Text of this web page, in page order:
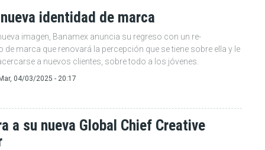
identidad de marca
imagen, Banamex anuncia su regreso con un re-
de marca que renovará la percepción que se tiene sobre ella y le
a nuevos clientes, sobre todo a los jóvenes.
Mar, 04/03/2025 - 20:17
a su nueva Global Chief Creative